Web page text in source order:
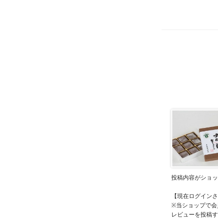
投稿内容がショ
【現在ログイン
※当ショップで会
レビューを投稿